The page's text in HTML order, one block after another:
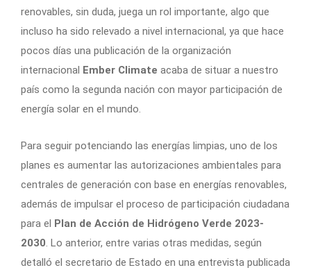
renovables, sin duda, juega un rol importante, algo que
incluso ha sido relevado a nivel internacional, ya que hace
pocos días una publicación de la organización
internacional Ember Climate acaba de situar a nuestro
país como la segunda nación con mayor participación de
energía solar en el mundo.
Para seguir potenciando las energías limpias, uno de los
planes es aumentar las autorizaciones ambientales para
centrales de generación con base en energías renovables,
además de impulsar el proceso de participación ciudadana
para el
Plan de Acción de Hidrógeno Verde 2023-
2030. Lo anterior, entre varias otras medidas, según
detalló el secretario de Estado en una entrevista publicada